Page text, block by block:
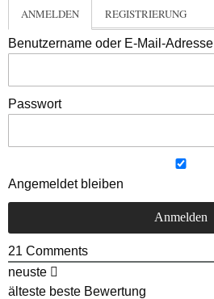
ANMELDEN REGISTRIERUNG
Benutzername oder E-Mail-Adresse
Passwort
Angemeldet bleiben
21 Comments
neuste
älteste beste Bewertung